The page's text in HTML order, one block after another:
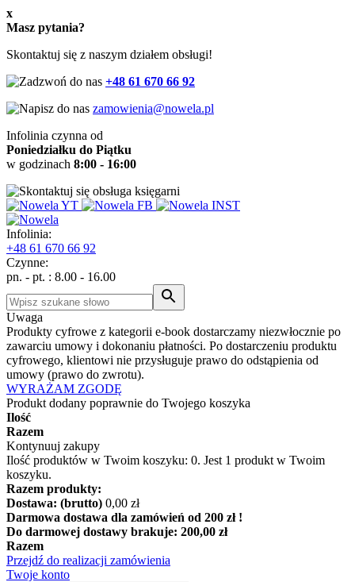
x
Masz pytania?
Skontaktuj się z naszym działem obsługi!
+48 61 670 66 92
zamowienia@nowela.pl
Infolinia czynna od
Poniedziałku do Piątku
w godzinach 8:00 - 16:00
Infolinia:
+48 61 670 66 92
Czynne:
pn. - pt. : 8.00 - 16.00
Uwaga
Produkty cyfrowe z kategorii e-book dostarczamy niezwłocznie po
zawarciu umowy i dokonaniu płatności. Po dostarczeniu produktu
cyfrowego, klientowi nie przysługuje prawo do odstąpienia od
umowy (prawo do zwrotu).
WYRAŻAM ZGODĘ
Produkt dodany poprawnie do Twojego koszyka
Ilość
Razem
Kontynuuj zakupy
Ilość produktów w Twoim koszyku: 0. Jest 1 produkt w Twoim
koszyku.
Razem produkty:
Dostawa: (brutto) 0,00 zł
Darmowa dostawa dla zamówień od 200 zł !
Do darmowej dostawy brakuje: 200,00 zł
Razem
Przejdź do realizacji zamówienia
Twoje konto